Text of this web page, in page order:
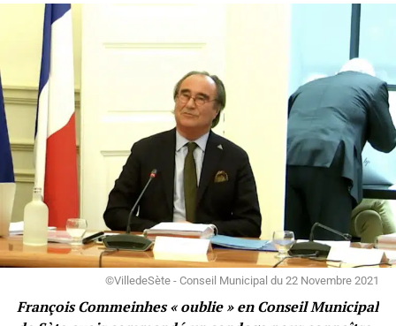
©VilledeSète - Conseil Municipal du 22 Novembre 2021
François Commeinhes « oublie » en Conseil Municipal